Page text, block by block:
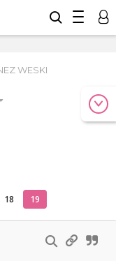
WESKI
Recht
18 19